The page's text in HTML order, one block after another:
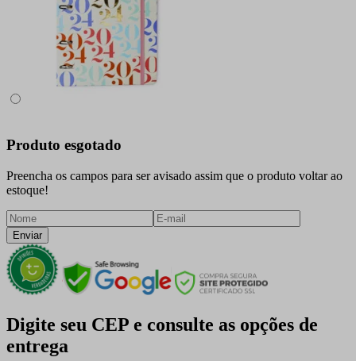
Produto esgotado
Preencha os campos para ser avisado assim que o produto voltar ao
estoque!
Enviar
Digite seu CEP e consulte as opções de
entrega